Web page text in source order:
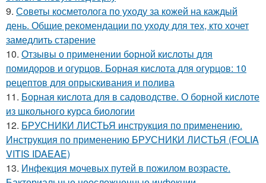
9. Советы косметолога по уходу за кожей на каждый
день. Общие рекомендации по уходу для тех, кто хочет
замедлить старение
10. Отзывы о применении борной кислоты для
помидоров и огурцов. Борная кислота для огурцов: 10
рецептов для опрыскивания и полива
11. Борная кислота для в садоводстве. О борной кислоте
из школьного курса биологии
12. БРУСНИКИ ЛИСТЬЯ инструкция по применению.
Инструкция по применению БРУСНИКИ ЛИСТЬЯ (FOLIA
VITIS IDAEAE)
13. Инфекция мочевых путей в пожилом возрасте.